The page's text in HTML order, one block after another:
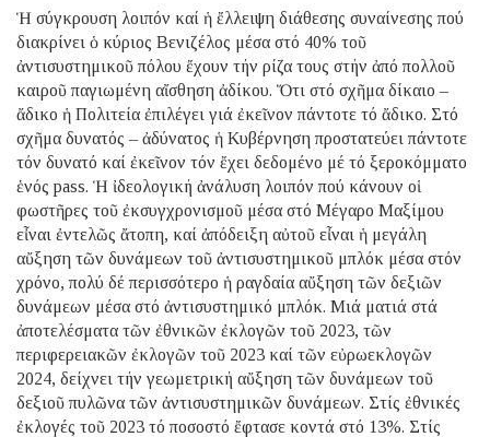
Ἡ σύγκρουση λοιπόν καί ἡ ἔλλειψη διάθεσης συναίνεσης πού
διακρίνει ὁ κύριος Βενιζέλος μέσα στό 40% τοῦ
ἀντισυστημικοῦ πόλου ἔχουν τήν ρίζα τους στήν ἀπό πολλοῦ
καιροῦ παγιωμένη αἴσθηση ἀδίκου. Ὅτι στό σχῆμα δίκαιο –
ἄδικο ἡ Πολιτεία ἐπιλέγει γιά ἐκεῖνον πάντοτε τό ἄδικο. Στό
σχῆμα δυνατός – ἀδύνατος ἡ Κυβέρνηση προστατεύει πάντοτε
τόν δυνατό καί ἐκεῖνον τόν ἔχει δεδομένο μέ τό ξεροκόμματο
ἑνός pass. Ἡ ἰδεολογική ἀνάλυση λοιπόν πού κάνουν οἱ
φωστῆρες τοῦ ἐκσυγχρονισμοῦ μέσα στό Μέγαρο Μαξίμου
εἶναι ἐντελῶς ἄτοπη, καί ἀπόδειξη αὐτοῦ εἶναι ἡ μεγάλη
αὔξηση τῶν δυνάμεων τοῦ ἀντισυστημικοῦ μπλόκ μέσα στόν
χρόνο, πολύ δέ περισσότερο ἡ ραγδαία αὔξηση τῶν δεξιῶν
δυνάμεων μέσα στό ἀντισυστημικό μπλόκ. Μιά ματιά στά
ἀποτελέσματα τῶν ἐθνικῶν ἐκλογῶν τοῦ 2023, τῶν
περιφερειακῶν ἐκλογῶν τοῦ 2023 καί τῶν εὐρωεκλογῶν
2024, δείχνει τήν γεωμετρική αὔξηση τῶν δυνάμεων τοῦ
δεξιοῦ πυλῶνα τῶν ἀντισυστημικῶν δυνάμεων. Στίς ἐθνικές
ἐκλογές τοῦ 2023 τό ποσοστό ἔφτασε κοντά στό 13%. Στίς